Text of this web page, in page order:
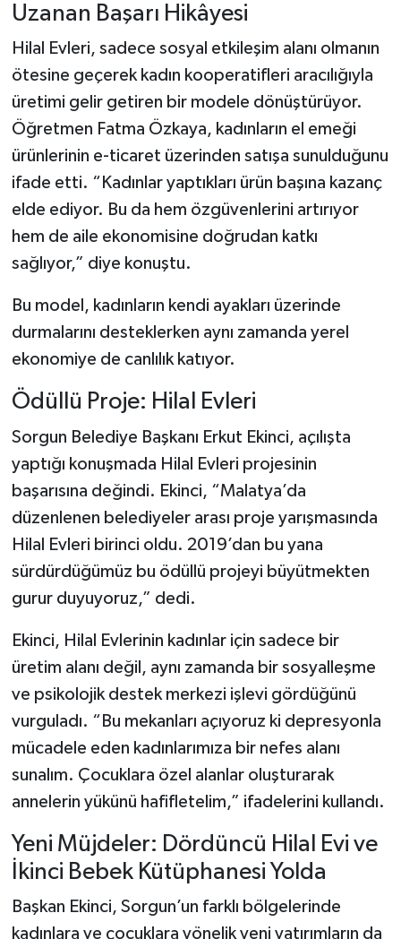
Uzanan Başarı Hikâyesi
Hilal Evleri, sadece sosyal etkileşim alanı olmanın
ötesine geçerek kadın kooperatifleri aracılığıyla
üretimi gelir getiren bir modele dönüştürüyor.
Öğretmen Fatma Özkaya, kadınların el emeği
ürünlerinin e-ticaret üzerinden satışa sunulduğunu
ifade etti. “Kadınlar yaptıkları ürün başına kazanç
elde ediyor. Bu da hem özgüvenlerini artırıyor
hem de aile ekonomisine doğrudan katkı
sağlıyor,” diye konuştu.
Bu model, kadınların kendi ayakları üzerinde
durmalarını desteklerken aynı zamanda yerel
ekonomiye de canlılık katıyor.
Ödüllü Proje: Hilal Evleri
Sorgun Belediye Başkanı Erkut Ekinci, açılışta
yaptığı konuşmada Hilal Evleri projesinin
başarısına değindi. Ekinci, “Malatya’da
düzenlenen belediyeler arası proje yarışmasında
Hilal Evleri birinci oldu. 2019’dan bu yana
sürdürdüğümüz bu ödüllü projeyi büyütmekten
gurur duyuyoruz,” dedi.
Ekinci, Hilal Evlerinin kadınlar için sadece bir
üretim alanı değil, aynı zamanda bir sosyalleşme
ve psikolojik destek merkezi işlevi gördüğünü
vurguladı. “Bu mekanları açıyoruz ki depresyonla
mücadele eden kadınlarımıza bir nefes alanı
sunalım. Çocuklara özel alanlar oluşturarak
annelerin yükünü hafifletelim,” ifadelerini kullandı.
Yeni Müjdeler: Dördüncü Hilal Evi ve
İkinci Bebek Kütüphanesi Yolda
Başkan Ekinci, Sorgun’un farklı bölgelerinde
kadınlara ve çocuklara yönelik yeni yatırımların da